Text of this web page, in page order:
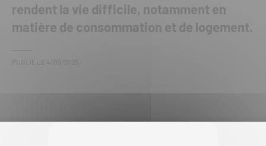
rendent la vie difficile, notamment en
matière de consommation et de logement.